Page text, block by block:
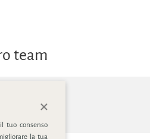
team
tuo consenso
la tua